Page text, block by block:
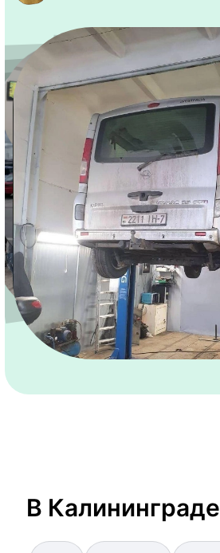
В Калининграде